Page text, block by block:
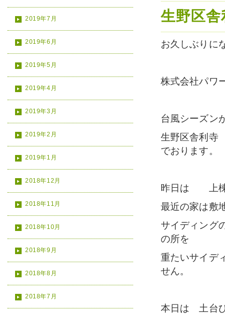
2019年7月
2019年6月
2019年5月
2019年4月
2019年3月
2019年2月
2019年1月
2018年12月
2018年11月
2018年10月
2018年9月
2018年8月
2018年7月
生野区
お久しぶりに
株式会社パ
台風シーズン
生野区舎利
でおります。
昨日は 上
最近の家は敷
サイディング
の所を
重たいサイデ
せん。
本日は 土台